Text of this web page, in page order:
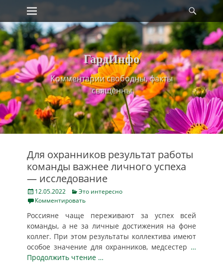
Skip
to
content
Primary Menu
ГардИнфо
Комментарии свободны, факты
священны
Для охранников результат работы
команды важнее личного успеха
— исследование
Posted
on
12.05.2022 Categories
Это интересно
Комментировать
Россияне чаще переживают за успех всей
команды, а не за личные достижения на фоне
коллег. При этом результаты коллектива имеют
особое значение для охранников, медсестер …
Продолжить чтение …